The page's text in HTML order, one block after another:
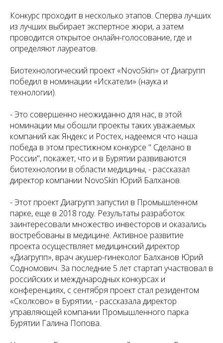
Конкурс проходит в несколько этапов. Сперва лучших
из лучших выбирает экспертное жюри, а затем
проводится открытое онлайн-голосование, где и
определяют лауреатов.
Биотехнологический проект «NovoSkin» от Диагрупп
победил в номинации «Искатели» (наука и
технологии).
- Это совершенно неожиданно для нас, в этой
номинации мы обошли проекты таких уважаемых
компаний как Яндекс и Ростех, надеемся что наша
победа в этом престижном конкурсе " Сделано в
России", покажет, что и в Бурятии развиваются
биотехнологии в области медицины, - рассказал
директор компании NovoSkin Юрий Балханов.
- Этот проект Диагрупп запустил в Промышленном
парке, еще в 2018 году. Результаты разработок
заинтересовали множество инвесторов и оказались
востребованы в медицине. Активное развитие
проекта осуществляет медицинский директор
«Диагрупп», врач акушер-гинеколог Балханов Юрий
Содномович. За последние 5 лет стартап участвовал в
российских и международных конкурсах и
конференциях, с сентября проект стал резидентом
«Сколково» в Бурятии, - рассказала директор
управляющей компании Промышленного парка
Бурятии Галина Попова.